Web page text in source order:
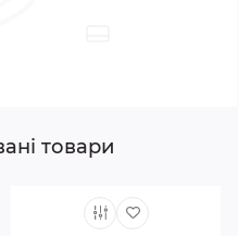
ротом.
товари